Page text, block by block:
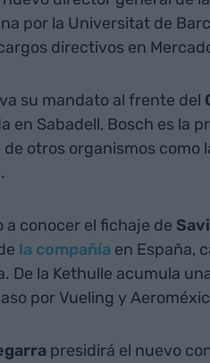
por la Universitat de
directivos en
su mandato al frente del
en Sabadell, Bosch es la
otros organismos como
.
a conocer el fichaje de
la compañía en España,
De la Kethulle acumula
por Vueling y
presidirá el nuevo